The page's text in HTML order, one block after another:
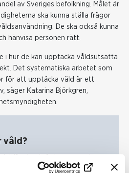
av Sveriges befolkning. Målet är
ska kunna ställa frågor
De ska också kunna
hänvisa personen rätt.
i hur de kan upptäcka våldsutsatta
Det systematiska arbetet som
för att upptäcka våld är ett
säger Katarina Björkgren,
våld?
50 50 50, eller till